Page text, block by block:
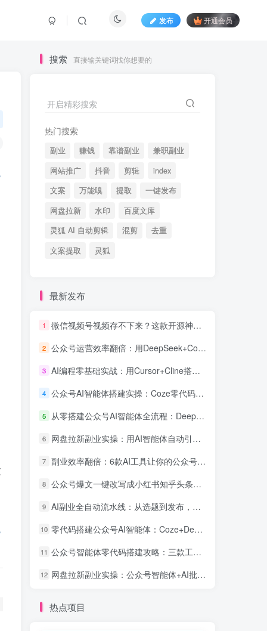
发布 开通会员
搜索 直接输关键词找你想要的
开启精彩搜索
热门搜索
副业 赚钱 靠谱副业
兼职副业
网站推广
抖音 剪辑
index
文案
万能嗅 提取
一键发布
网盘拉新
水印
百度文库
灵狐 AI 自动剪辑
混剪
去重
文案提取
灵狐
最新发布
1 微信视频号视频存不下来？这款开源神器一键下载，批量+解密+去重全免费
2 公众号运营效率翻倍：用DeepSeek+Coze搭建AI客服智能体，粉丝互动率提升300%
3 AI编程零基础实战：用Cursor+Cline搭建公众号内容自动采集发布系统，全流程可复现
4 公众号AI智能体搭建实操：Coze零代码接入，自动回复用户咨询效率提升3倍
5 从零搭建公众号AI智能体全流程：DeepSeek+Coze+飞书自动化副业实战指南
6 网盘拉新副业实操：用AI智能体自动引流日入300+
7 副业效率翻倍：6款AI工具让你的公众号运营和副业项目自动化实战指南
8 公众号爆文一键改写成小红书知乎头条：AI智能体跨平台分发实操教程
9 AI副业全自动流水线：从选题到发布，一个人管三个公众号的矩阵赚钱实操
10 零代码搭建公众号AI智能体：Coze+DeepSeek接微信客服与自动回复教程
11 公众号智能体零代码搭建攻略：三款工具让你的号24小时自动变现
12 网盘拉新副业实操：公众号智能体+AI批量做内容引流全流程
热点项目